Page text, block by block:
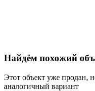
Найдём похожий
Этот объект уже продан,
аналогичный вариант